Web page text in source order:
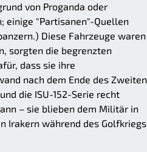
von Proganda oder
einige "Partisanen"-Quellen
Diese Fahrzeuge waren
sorgten die begrenzten
dass sie ihre
nach dem Ende des Zweiten
die ISU-152-Serie recht
– sie blieben dem Militär in
Irakern während des Golfkriegs